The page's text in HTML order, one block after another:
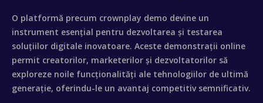
O platformă precum crownplay demo devine un
instrument esențial pentru dezvoltarea și testarea
soluțiilor digitale inovatoare. Aceste demonstrații online
permit creatorilor, marketerilor și dezvoltatorilor să
exploreze noile funcționalități ale tehnologiilor de ultimă
generație, oferindu-le un avantaj competitiv semnificativ.